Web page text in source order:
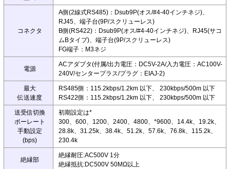
コネクタ
A側(2線式RS485)：Dsub9P(オス/#4-40インチネジ)、
RJ45、端子台(9P/スクリューレス)
B側(RS422)：Dsub9P(オス/#4-40インチネジ)、RJ45(サコ
ムBタイプ)、端子台(9P/スクリューレス)
FG端子：M3ネジ
電源
ACアダプタ(付属/出力電圧：DC5V-2A/入力電圧：AC100V-
240V/センタープラス/プラグ：EIAJ-2)
最大
伝送速度
RS485側：115.2kbps/1.2km 以下、 230kbps/500m 以下
RS422側：115.2kbps/1.2km 以下、 230kbps/500m 以下
送受信切換
ボーレート
手動設定
(bps)
初期設定は*
300、600、1200、2400、4800、*9600、14.4k、19.2k、
28.8k、31.25k、38.4k、51.2k、57.6k、76.8k、115.2k、
230.4k
絶縁部
絶縁耐圧:AC500V 1分
絶縁抵抗:DC500V 50MΩ以上